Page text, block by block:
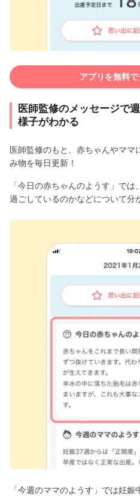
アプリを無料
医師監修のメッセージで
様子がわかる
医師監修のもと、赤ちゃんやママ
み物を毎日更新！
「今日の赤ちゃんのようす」で
過ごしているのかなどについて分
「今週のママのようす」では妊